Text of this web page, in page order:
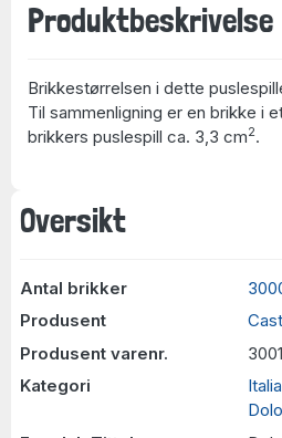
Oversikt
Antal brikker
Produsent
Produsent varenr.
Kategori
Italia
Produktbeskrivelse
Brikkestørrelsen i dette
Til sammenligning er en brikke i
brikkers puslespill ca. 3,3 cm2.